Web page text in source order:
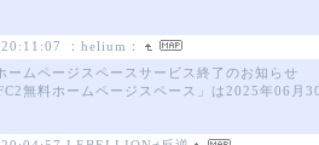
：helium：
ームページスペースサービス終了のお知らせ
無料ホームページスペース」は2025年06月